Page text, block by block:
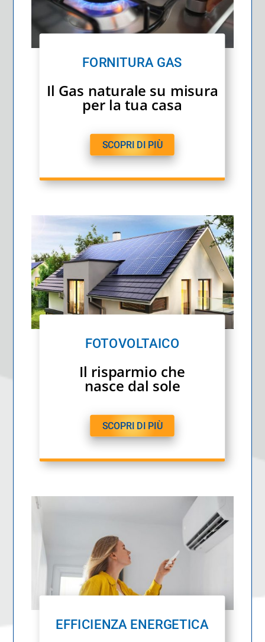
FORNITURA GAS
Il Gas naturale su misura
per la tua casa
SCOPRI DI PIÙ
FOTOVOLTAICO
Il risparmio che
nasce dal sole
SCOPRI DI PIÙ
EFFICIENZA ENERGETICA